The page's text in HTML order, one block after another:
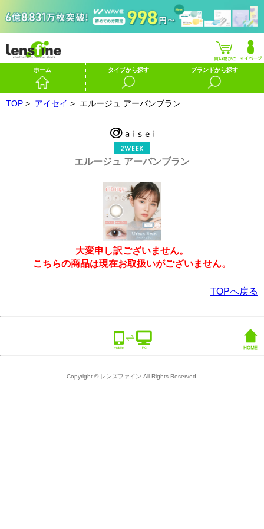
ホーム タイプから探す ブランドから探す
TOP > アイセイ > エルージュ アーバンブラン
エルージュ アーバンブラン
大変申し訳ございません。
こちらの商品は現在お取扱いがございません。
TOPへ戻る
Copyright © レンズファイン All Rights Reserved.